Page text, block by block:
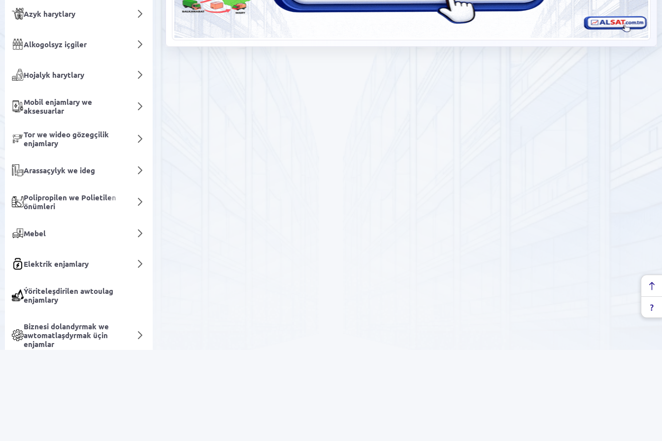
Azyk harytlary
Alkogolsyz içgiler
Hojalyk harytlary
Mobil enjamlary we
aksesuarlar
Tor we wideo gözegçilik
enjamlary
Arassaçylyk we ideg
Polipropilen we Polietilen
önümleri
Mebel
Elektrik enjamlary
Ýöriteleşdirilen awtoulag
enjamlary
Biznesi dolandyrmak we
awtomatlaşdyrmak üçin
enjamlar